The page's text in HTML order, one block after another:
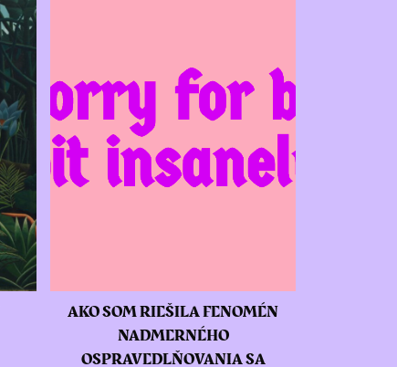
AKO SOM RIEŠILA FENOMÉN
NADMERNÉHO
OSPRAVEDLŇOVANIA SA